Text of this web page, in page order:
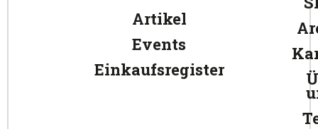
Artikel
Events
Einkaufsregister